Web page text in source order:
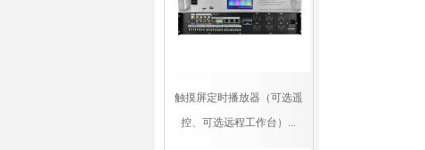
触摸屏定时播放器（可选遥
控、可选远程工作台）...